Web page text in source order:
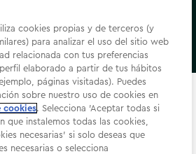
your store
us from a different country.
would you like to shop?
cookies propias y de terceros (y
para analizar el uso del sitio web
relacionada con tus preferencias
elaborado a partir de tus hábitos
páginas visitadas). Puedes
sobre nuestro uso de cookies en
cookies. Selecciona 'Aceptar todas si
que instalemos todas las cookies,
necesarias' si solo deseas que
necesarias o selecciona